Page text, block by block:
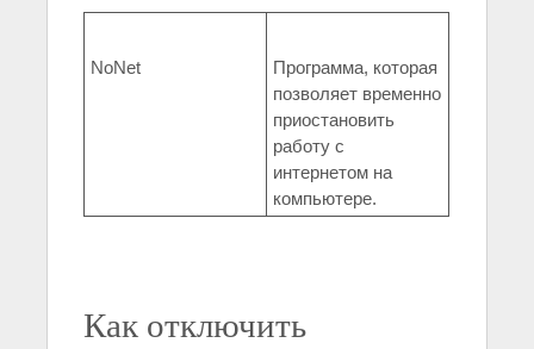
NoNet
Программа, которая
позволяет временно
приостановить
работу с
интернетом на
компьютере.
Как отключить